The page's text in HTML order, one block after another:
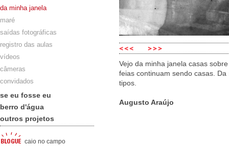
da minha janela
maré
saídas fotográficas
registro das aulas
vídeos
câmeras
convidados
se eu fosse eu
berro d'água
outros projetos
caio no campo
Vejo da minha janela casas
feias continuam sendo casas.
tipos.
Augusto Araújo